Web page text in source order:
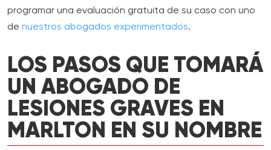
programar una evaluación gratuita de su caso con uno
de nuestros abogados experimentados.
LOS PASOS QUE TOMARÁ
UN ABOGADO DE
LESIONES GRAVES EN
MARLTON EN SU NOMBRE